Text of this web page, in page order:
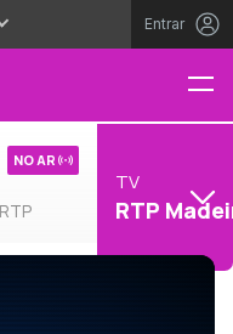
Entrar
NO AR
TV
RTP